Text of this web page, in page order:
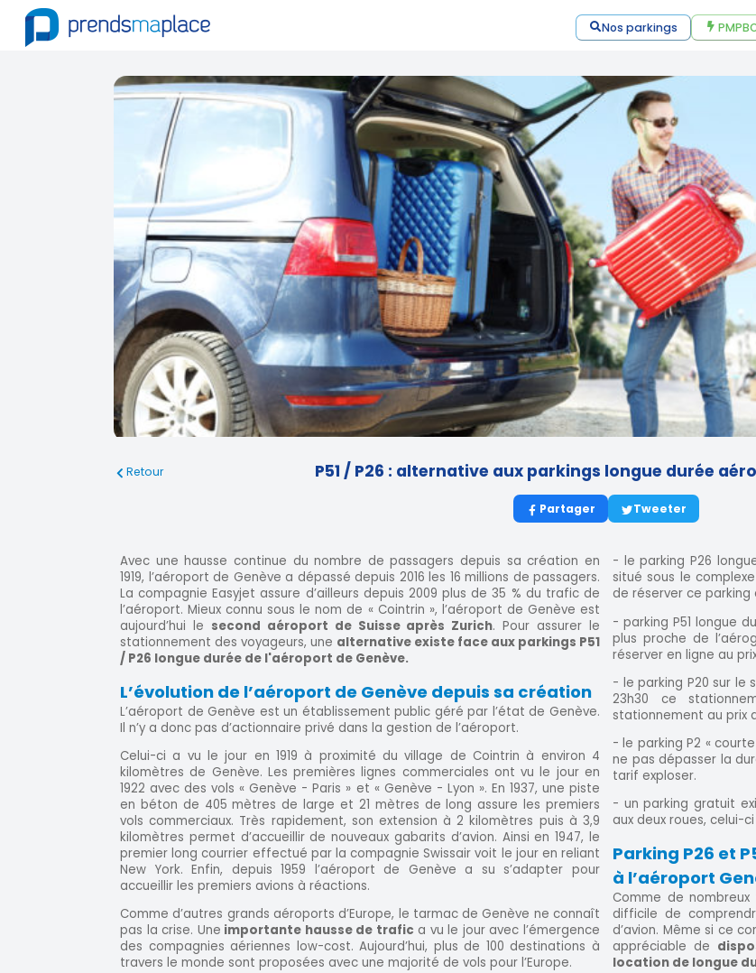
Nos parkings
Retour P51 / P26 : alternative aux parkings longue durée
Partager Tweeter
Avec une hausse continue du nombre de passagers depuis sa création en
1919, l’aéroport de Genève a dépassé depuis 2016 les 16 millions de passagers.
La compagnie Easyjet assure d’ailleurs depuis 2009 plus de 35 % du trafic de
l’aéroport. Mieux connu sous le nom de « Cointrin », l’aéroport de Genève est
aujourd’hui le second aéroport de Suisse après Zurich. Pour assurer le
stationnement des voyageurs, une alternative existe face aux parkings P51
/ P26 longue durée de l'aéroport de Genève.
L’évolution de l’aéroport de Genève depuis sa création
L’aéroport de Genève est un établissement public géré par l’état de Genève.
Il n’y a donc pas d’actionnaire privé dans la gestion de l’aéroport.
Celui-ci a vu le jour en 1919 à proximité du village de Cointrin à environ 4
kilomètres de Genève. Les premières lignes commerciales ont vu le jour en
1922 avec des vols « Genève - Paris » et « Genève - Lyon ». En 1937, une piste
en béton de 405 mètres de large et 21 mètres de long assure les premiers
vols commerciaux. Très rapidement, son extension à 2 kilomètres puis à 3,9
kilomètres permet d’accueillir de nouveaux gabarits d’avion. Ainsi en 1947, le
premier long courrier effectué par la compagnie Swissair voit le jour en reliant
New York. Enfin, depuis 1959 l’aéroport de Genève a su s’adapter pour
accueillir les premiers avions à réactions.
Comme d’autres grands aéroports d’Europe, le tarmac de Genève ne connaît
pas la crise. Une importante hausse de trafic a vu le jour avec l’émergence
des compagnies aériennes low-cost. Aujourd’hui, plus de 100 destinations à
travers le monde sont proposées avec une majorité de vols pour l’Europe.
- le parking P26
situé sous le
de réserver ce parking
- parking P51 longue
plus proche de
réserver en ligne au
- le parking P20 sur le
23h30 ce
stationnement au prix
- le parking P2 «
ne pas dépasser la
tarif exploser.
- un parking gratuit
aux deux roues, celui-
Parking P26 et
à l’aéroport
Comme de
difficile de
d’avion. Même si ce
appréciable de
location de longue